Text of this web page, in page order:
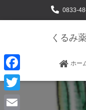
0833-
くるみ
ホー
F
T